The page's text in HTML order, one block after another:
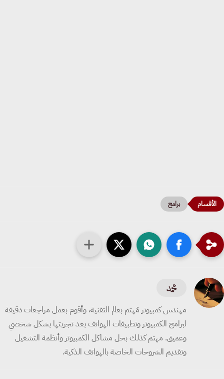
برامج
محمد
مهندس كمبيوتر مُهتم بعالم التقنية، وأقوم بعمل مراجعات دقيقة
لبرامج الكمبيوتر وتطبيقات الهواتف بعد تجربتها بشكل شخصي
وعميق. مهتم كذلك بحل مشاكل الكمبيوتر وأنظمة التشغيل
وتقديم الشروحات الخاصة بالهواتف الذكية.